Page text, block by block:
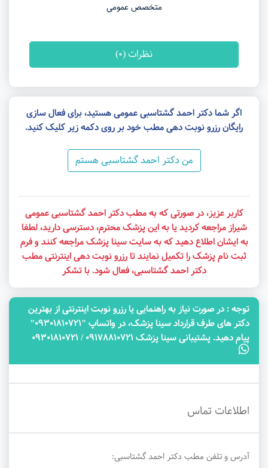
متخصص عمومی
نظرات (0)
اگر شما دکتر احمد گشتاسبی عمومی هستید، برای فعال سازی
رایگان رزرو نوبت دهی مطب خود بر روی دکمه زیر کلیک کنید.
من دکتر احمد گشتاسبی هستم
کاربر عزیز، در صورتی که به مطب دکتر احمد گشتاسبی عمومی
شیراز مراجعه کردید یا به این پزشک محترم، دسترسی دارید، لطفا
به ایشان اطلاع دهید که به سایت سینا پزشک مراجعه کنند و فرم
ثبت نام پزشک را تکمیل نمایند تا رزرو نوبت دهی اینترنتی مطب
دکتر احمد گشتاسبی، فعال شود. با تشکر
توجه‌ : در صورت نیاز به راهنمایی یا رزرو نوبت اینترنتی از بهترین
دکتر های طرف قرارداد سینا پزشک، در واتساپ "09301810721"
پیام دهید. پشتیبانی سینا پزشک 09178810721 / 09301810721
اطلاعات تماس
آدرس و تلفن مطب دکتر احمد گشتاسبی: